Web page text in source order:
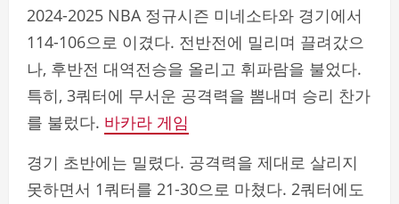
2024-2025 NBA 정규시즌 미네소타와 경기에서
114-106으로 이겼다. 전반전에 밀리며 끌려갔으
나, 후반전 대역전승을 올리고 휘파람을 불었다.
특히, 3쿼터에 무서운 공격력을 뽐내며 승리 찬가
를 불렀다. 바카라 게임
경기 초반에는 밀렸다. 공격력을 제대로 살리지
못하면서 1쿼터를 21-30으로 마쳤다. 2쿼터에도